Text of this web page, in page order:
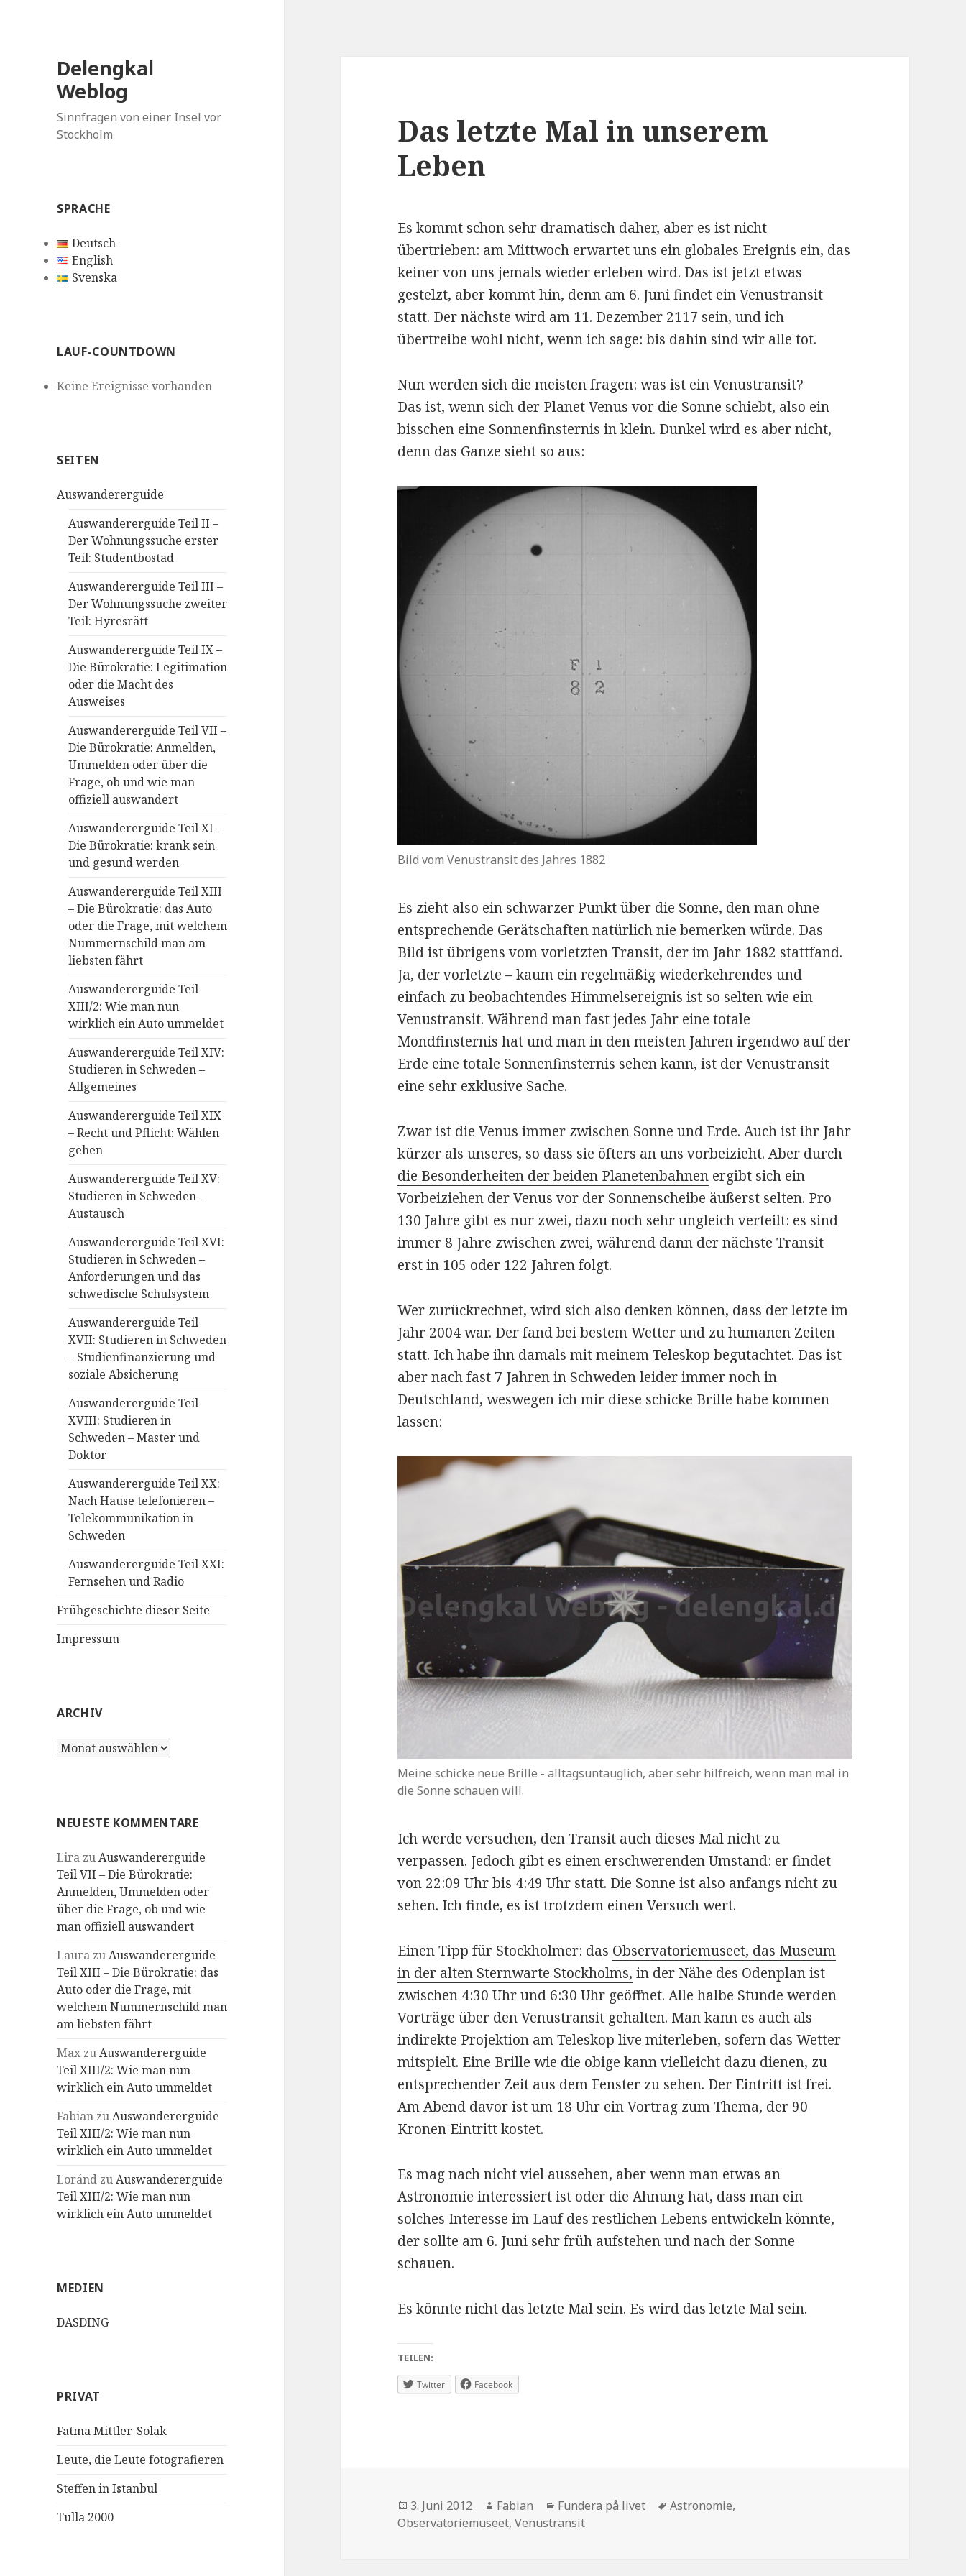
Delengkal
Weblog
Sinnfragen von einer Insel vor
Stockholm
SPRACHE
Deutsch
English
Svenska
LAUF-COUNTDOWN
Keine Ereignisse vorhanden
SEITEN
Auswandererguide
Auswandererguide Teil II –
Der Wohnungssuche erster
Teil: Studentbostad
Auswandererguide Teil III –
Der Wohnungssuche zweiter
Teil: Hyresrätt
Auswandererguide Teil IX –
Die Bürokratie: Legitimation
oder die Macht des
Ausweises
Auswandererguide Teil VII –
Die Bürokratie: Anmelden,
Ummelden oder über die
Frage, ob und wie man
offiziell auswandert
Auswandererguide Teil XI –
Die Bürokratie: krank sein
und gesund werden
Auswandererguide Teil XIII
– Die Bürokratie: das Auto
oder die Frage, mit welchem
Nummernschild man am
liebsten fährt
Auswandererguide Teil
XIII/2: Wie man nun
wirklich ein Auto ummeldet
Auswandererguide Teil XIV:
Studieren in Schweden –
Allgemeines
Auswandererguide Teil XIX
– Recht und Pflicht: Wählen
gehen
Auswandererguide Teil XV:
Studieren in Schweden –
Austausch
Auswandererguide Teil XVI:
Studieren in Schweden –
Anforderungen und das
schwedische Schulsystem
Auswandererguide Teil
XVII: Studieren in Schweden
– Studienfinanzierung und
soziale Absicherung
Auswandererguide Teil
XVIII: Studieren in
Schweden – Master und
Doktor
Auswandererguide Teil XX:
Nach Hause telefonieren –
Telekommunikation in
Schweden
Auswandererguide Teil XXI:
Fernsehen und Radio
Frühgeschichte dieser Seite
Impressum
ARCHIV
Archiv
NEUESTE KOMMENTARE
Lira zuAuswandererguide
Teil VII – Die Bürokratie:
Anmelden, Ummelden oder
über die Frage, ob und wie
man offiziell auswandert
Laura zuAuswandererguide
Teil XIII – Die Bürokratie: das
Auto oder die Frage, mit
welchem Nummernschild man
am liebsten fährt
Max zuAuswandererguide
Teil XIII/2: Wie man nun
wirklich ein Auto ummeldet
Fabian zuAuswandererguide
Teil XIII/2: Wie man nun
wirklich ein Auto ummeldet
Loránd zuAuswandererguide
Teil XIII/2: Wie man nun
wirklich ein Auto ummeldet
MEDIEN
DASDING
PRIVAT
Fatma Mittler-Solak
Leute, die Leute fotografieren
Steffen in Istanbul
Tulla 2000
Das letzte Mal in unserem
Leben
Es kommt schon sehr dramatisch daher, aber es ist nicht
übertrieben: am Mittwoch erwartet uns ein globales Ereignis ein, das
keiner von uns jemals wieder erleben wird. Das ist jetzt etwas
gestelzt, aber kommt hin, denn am 6. Juni findet ein Venustransit
statt. Der nächste wird am 11. Dezember 2117 sein, und ich
übertreibe wohl nicht, wenn ich sage: bis dahin sind wir alle tot.
Nun werden sich die meisten fragen: was ist ein Venustransit?
Das ist, wenn sich der Planet Venus vor die Sonne schiebt, also ein
bisschen eine Sonnenfinsternis in klein. Dunkel wird es aber nicht,
denn das Ganze sieht so aus:
Bild vom Venustransit des Jahres 1882
Es zieht also ein schwarzer Punkt über die Sonne, den man ohne
entsprechende Gerätschaften natürlich nie bemerken würde. Das
Bild ist übrigens vom vorletzten Transit, der im Jahr 1882 stattfand.
Ja, der vorletzte – kaum ein regelmäßig wiederkehrendes und
einfach zu beobachtendes Himmelsereignis ist so selten wie ein
Venustransit. Während man fast jedes Jahr eine totale
Mondfinsternis hat und man in den meisten Jahren irgendwo auf der
Erde eine totale Sonnenfinsternis sehen kann, ist der Venustransit
eine sehr exklusive Sache.
Zwar ist die Venus immer zwischen Sonne und Erde. Auch ist ihr Jahr
kürzer als unseres, so dass sie öfters an uns vorbeizieht. Aber durch
die Besonderheiten der beiden Planetenbahnen ergibt sich ein
Vorbeiziehen der Venus vor der Sonnenscheibe äußerst selten. Pro
130 Jahre gibt es nur zwei, dazu noch sehr ungleich verteilt: es sind
immer 8 Jahre zwischen zwei, während dann der nächste Transit
erst in 105 oder 122 Jahren folgt.
Wer zurückrechnet, wird sich also denken können, dass der letzte im
Jahr 2004 war. Der fand bei bestem Wetter und zu humanen Zeiten
statt. Ich habe ihn damals mit meinem Teleskop begutachtet. Das ist
aber nach fast 7 Jahren in Schweden leider immer noch in
Deutschland, weswegen ich mir diese schicke Brille habe kommen
lassen:
Meine schicke neue Brille - alltagsuntauglich, aber sehr hilfreich, wenn man mal in
die Sonne schauen will.
Ich werde versuchen, den Transit auch dieses Mal nicht zu
verpassen. Jedoch gibt es einen erschwerenden Umstand: er findet
von 22:09 Uhr bis 4:49 Uhr statt. Die Sonne ist also anfangs nicht zu
sehen. Ich finde, es ist trotzdem einen Versuch wert.
Einen Tipp für Stockholmer: das Observatoriemuseet, das Museum
in der alten Sternwarte Stockholms, in der Nähe des Odenplan ist
zwischen 4:30 Uhr und 6:30 Uhr geöffnet. Alle halbe Stunde werden
Vorträge über den Venustransit gehalten. Man kann es auch als
indirekte Projektion am Teleskop live miterleben, sofern das Wetter
mitspielt. Eine Brille wie die obige kann vielleicht dazu dienen, zu
entsprechender Zeit aus dem Fenster zu sehen. Der Eintritt ist frei.
Am Abend davor ist um 18 Uhr ein Vortrag zum Thema, der 90
Kronen Eintritt kostet.
Es mag nach nicht viel aussehen, aber wenn man etwas an
Astronomie interessiert ist oder die Ahnung hat, dass man ein
solches Interesse im Lauf des restlichen Lebens entwickeln könnte,
der sollte am 6. Juni sehr früh aufstehen und nach der Sonne
schauen.
Es könnte nicht das letzte Mal sein. Es wird das letzte Mal sein.
TEILEN:
Twitter Facebook
Veröffentlicht
am
3. Juni 2012 Autor
Fabian Kategorien
Fundera på livet Schlagwörter
Astronomie,
Observatoriemuseet,Venustransit